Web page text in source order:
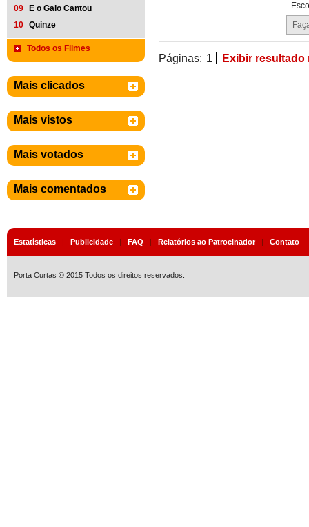
09
E o Galo Cantou
10 Quinze
Todos os Filmes
Mais clicados
Mais vistos
Mais votados
Mais comentados
Páginas: 1 Exibir resultado
Estatísticas | Publicidade | FAQ | Relatórios ao Patrocinador| Contato
Porta Curtas © 2015 Todos os direitos reservados.